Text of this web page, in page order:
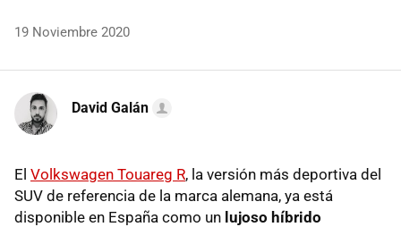
19 Noviembre 2020
David Galán
El Volkswagen Touareg R, la versión más deportiva del
SUV de referencia de la marca alemana, ya está
disponible en España como un lujoso híbrido